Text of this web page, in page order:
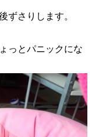
ずさりします。
っとパニックにな